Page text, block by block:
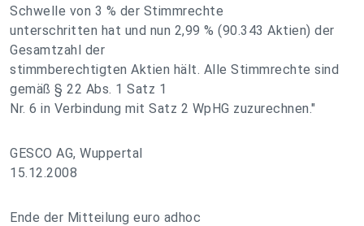
Schwelle von 3 % der Stimmrechte
unterschritten hat und nun 2,99 % (90.343 Aktien) der
Gesamtzahl der
stimmberechtigten Aktien hält. Alle Stimmrechte sind
gemäß § 22 Abs. 1 Satz 1
Nr. 6 in Verbindung mit Satz 2 WpHG zuzurechnen."
GESCO AG, Wuppertal
15.12.2008
Ende der Mitteilung euro adhoc